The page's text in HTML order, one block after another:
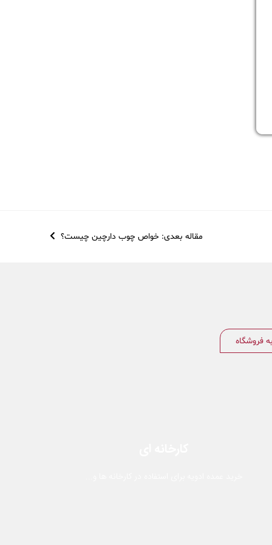
مقاله بعدی: خواص چوب دارچین چیست؟
فروشگاه